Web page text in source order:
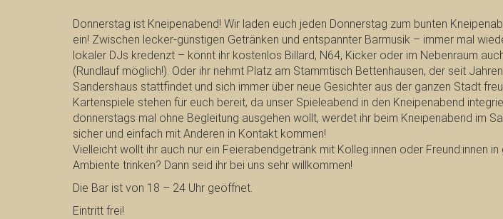
Donnerstag ist Kneipenabend! Wir laden euch jeden Donnerstag zum bunten
ein! Zwischen lecker-günstigen Getränken und entspannter Barmusik – immer mal
lokaler DJs kredenzt – könnt ihr kostenlos Billard, N64, Kicker oder im Nebenraum
(Rundlauf möglich!). Oder ihr nehmt Platz am Stammtisch Bettenhausen, der seit
Sandershaus stattfindet und sich immer über neue Gesichter aus der ganzen Stadt
Kartenspiele stehen für euch bereit, da unser Spieleabend in den Kneipenabend
donnerstags mal ohne Begleitung ausgehen wollt, werdet ihr beim Kneipenabend im
sicher und einfach mit Anderen in Kontakt kommen!
Vielleicht wollt ihr auch nur ein Feierabendgetränk mit Kolleg:innen oder Freund:innen in
Ambiente trinken? Dann seid ihr bei uns sehr willkommen!
Die Bar ist von 18 – 24 Uhr geöffnet.
Eintritt frei!